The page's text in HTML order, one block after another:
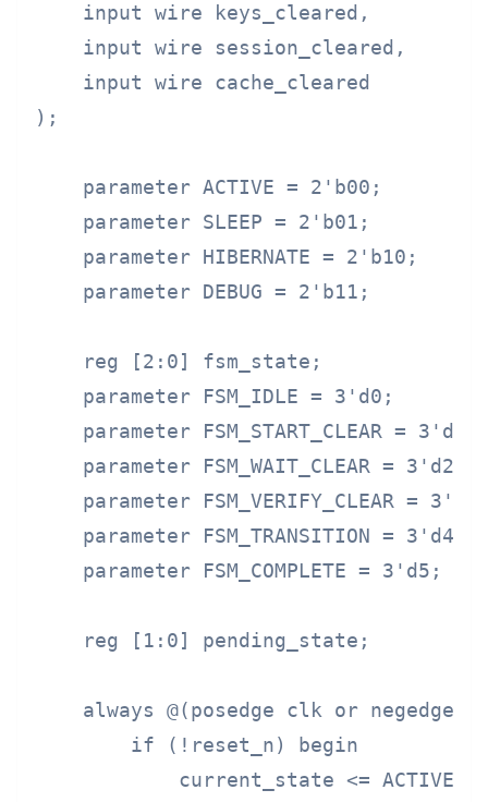
    input wire keys_cleared,
    input wire session_cleared,
    input wire cache_cleared
);
    parameter ACTIVE = 2'b00;
    parameter SLEEP = 2'b01;
    parameter HIBERNATE = 2'b10;
    parameter DEBUG = 2'b11;
    reg [2:0] fsm_state;
    parameter FSM_IDLE = 3'd0;
    parameter FSM_START_CLEAR = 3'd1;
    parameter FSM_WAIT_CLEAR = 3'd2;
parameter FSM_VERIFY_CLEAR =
    parameter FSM_TRANSITION = 3'd4;
    parameter FSM_COMPLETE = 3'd5;
    reg [1:0] pending_state;
always @(posedge clk or negedge
        if (!reset_n) begin
            current_state <= ACTIVE;